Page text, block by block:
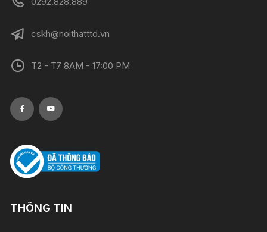
cskh@noithatttd.vn
T2 - T7 8AM - 17:00 PM
THÔNG TIN